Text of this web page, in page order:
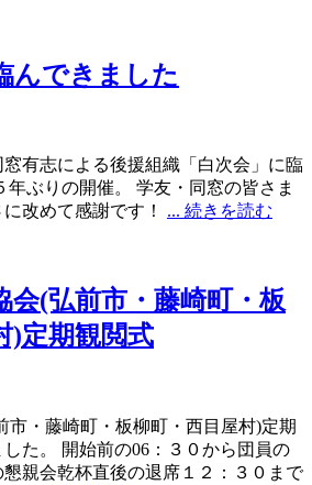
んできました
有志による後援組織「白次会」に臨
年ぶりの開催。 学友・同窓の皆さま
改めて感謝です！ ... 続きを読む
会(弘前市・藤崎町・板
)定期観閲式
市・藤崎町・板柳町・西目屋村)定期
た。 開始前の06：３０から団員の
親会乾杯直後の退席１２：３０まで